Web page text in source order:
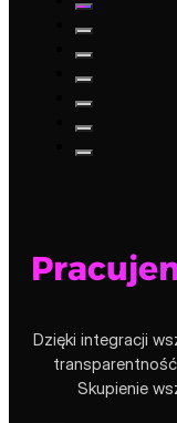
Dzięki integracji
Skupienie